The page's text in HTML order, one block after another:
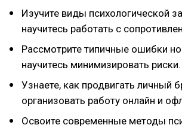
Изучите виды психологической
научитесь работать с
Рассмотрите типичные ошибки
научитесь минимизировать риски.
Узнаете, как продвигать личный
организовать работу онлайн и
Освоите современные методы